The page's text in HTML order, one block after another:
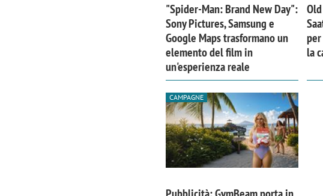
"Spider-Man: Brand New Day":
Sony Pictures, Samsung e
Google Maps trasformano un
elemento del film in
un'esperienza reale
la
CAMPAGNE